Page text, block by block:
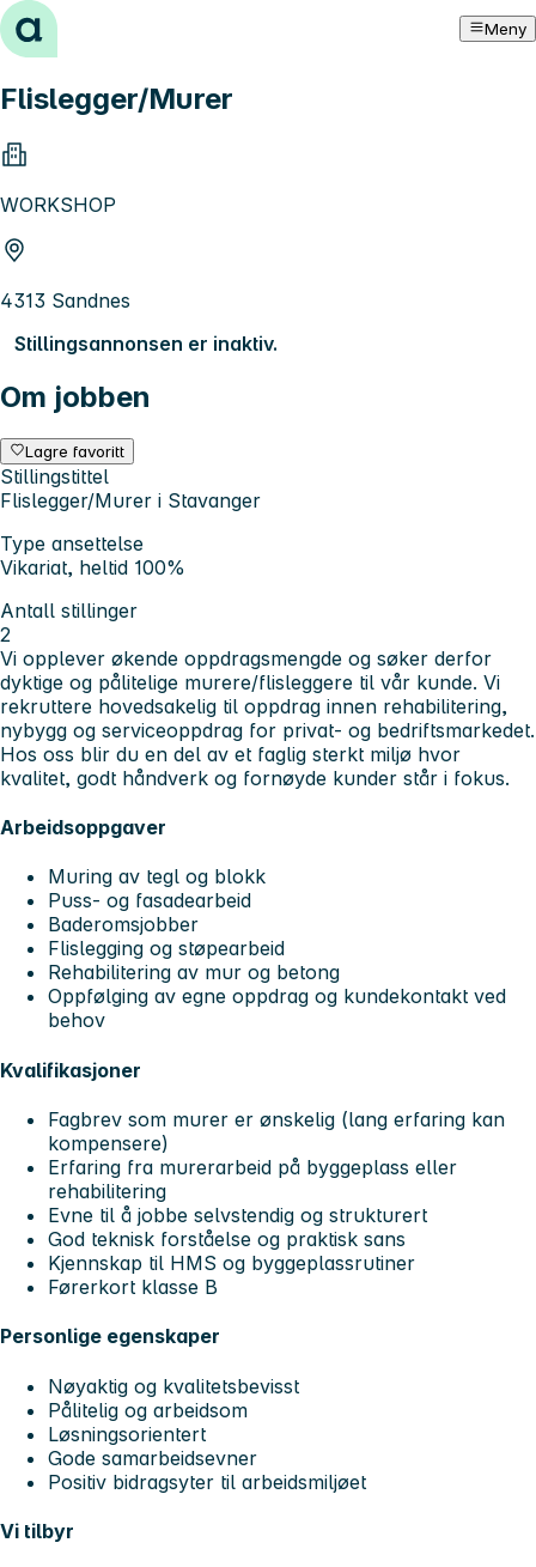
Hopp til innhold Meny
Flislegger/Murer
WORKSHOP
4313 Sandnes
Stillingsannonsen er inaktiv.
Om jobben
Lagre favoritt
Stillingstittel
Flislegger/Murer i Stavanger
Type ansettelse
Vikariat, heltid 100%
Antall stillinger
2
Vi opplever økende oppdragsmengde og søker derfor
dyktige og pålitelige murere/flisleggere til vår kunde. Vi
rekruttere hovedsakelig til oppdrag innen rehabilitering,
nybygg og serviceoppdrag for privat- og bedriftsmarkedet.
Hos oss blir du en del av et faglig sterkt miljø hvor
kvalitet, godt håndverk og fornøyde kunder står i fokus.
Arbeidsoppgaver
Muring av tegl og blokk
Puss- og fasadearbeid
Baderomsjobber
Flislegging og støpearbeid
Rehabilitering av mur og betong
Oppfølging av egne oppdrag og kundekontakt ved
behov
Kvalifikasjoner
Fagbrev som murer er ønskelig (lang erfaring kan
kompensere)
Erfaring fra murerarbeid på byggeplass eller
rehabilitering
Evne til å jobbe selvstendig og strukturert
God teknisk forståelse og praktisk sans
Kjennskap til HMS og byggeplassrutiner
Førerkort klasse B
Personlige egenskaper
Nøyaktig og kvalitetsbevisst
Pålitelig og arbeidsom
Løsningsorientert
Gode samarbeidsevner
Positiv bidragsyter til arbeidsmiljøet
Vi tilbyr